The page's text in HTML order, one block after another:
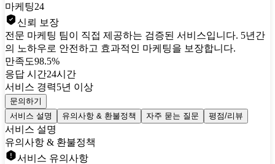
마케팅24
신뢰 보장
전문 마케팅 팀이 직접 제공하는 검증된 서비스입니다. 5년간
의 노하우로 안전하고 효과적인 마케팅을 보장합니다.
만족도98.5%
응답 시간24시간
서비스 경력5년 이상
문의하기
서비스 설명
유의사항 & 환불정책 자주 묻는 질문 평점/리뷰
서비스 설명
유의사항 & 환불정책
서비스 유의사항